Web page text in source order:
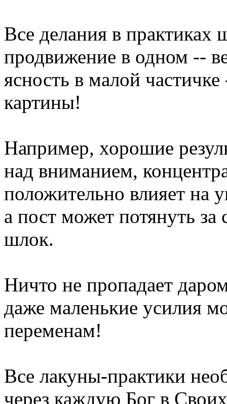
Все делания в практиках
продвижение в одном --
ясность в малой
картины!
Например, хорошие
над вниманием,
положительно влияет на
а пост может потянуть за
шлок.
Ничто не пропадает
даже маленькие усилия
переменам!
Все лакуны-практики
через каждую Бог в